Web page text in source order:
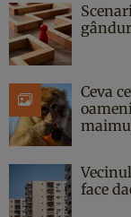
Ceva
face